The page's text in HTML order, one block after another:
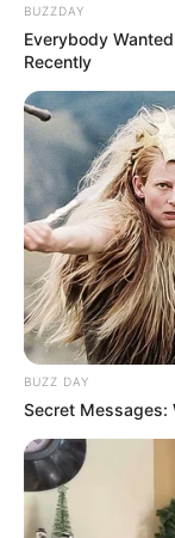
BUZZDAY
Everybody
Recently
BUZZ DAY
Secret Messages: